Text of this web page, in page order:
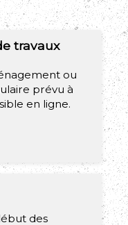
travaux
ou
prévu à
en ligne.
des